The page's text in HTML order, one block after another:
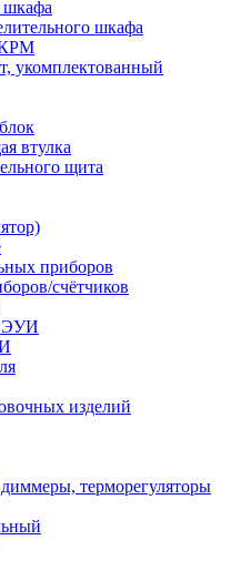
шкафа
шкафа
укомплектованный
втулка
щита
приборов
счётчиков
ЭУИ
изделий
терморегуляторы